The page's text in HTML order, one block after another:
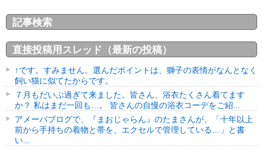
記事検索
直接投稿用スレッド（最新の投稿）
↑です。すみません。選んだポイントは、獅子の表情がなんとなく
飼い猫に似てたからです。
７月もだいぶ過ぎて来ました。皆さん、浴衣たくさん着てます
か？ 私はまだ一回も…。 皆さんの自慢の浴衣コーデをご紹...
アメーバブログで、『まおじゃらん』のたまさんが、「十年以上
前から手持ちの着物と帯を、エクセルで管理している…」と書
い...